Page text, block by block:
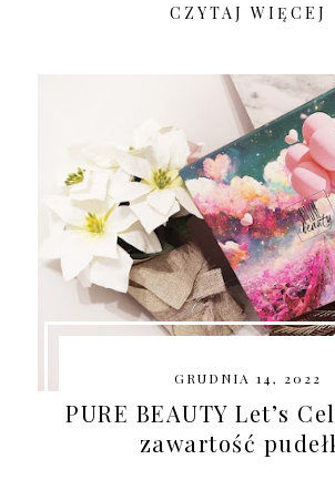
CZYTAJ WIĘCEJ
GRUDNIA 14, 2022
PURE BEAUTY Let’s
zawartość